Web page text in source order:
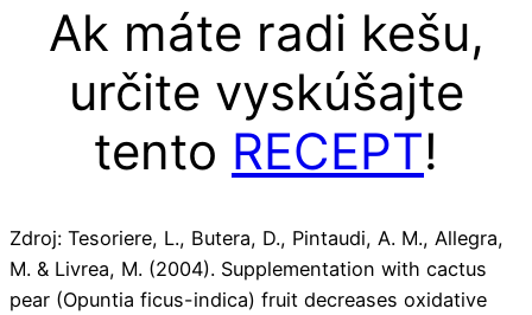
Ak máte radi kešu,
určite vyskúšajte
tento RECEPT!
Zdroj: Tesoriere, L., Butera, D., Pintaudi, A. M., Allegra,
M. & Livrea, M. (2004). Supplementation with cactus
pear (Opuntia ficus-indica) fruit decreases oxidative